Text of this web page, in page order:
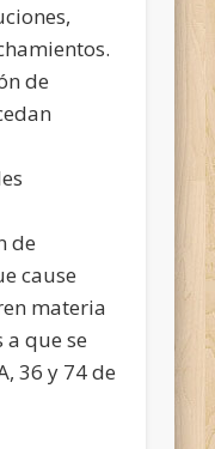
de
de
cause
materia
que se
36 y 74 de